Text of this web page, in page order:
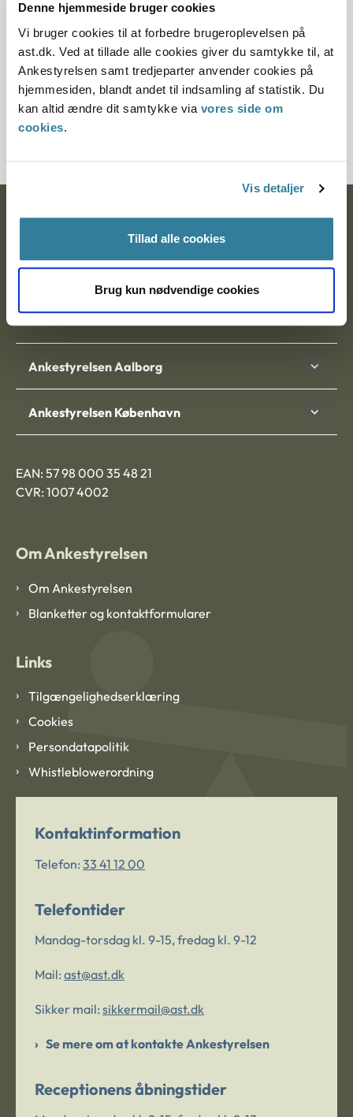
Denne hjemmeside bruger cookies
Vi bruger cookies til at forbedre brugeroplevelsen på
ast.dk. Ved at tillade alle cookies giver du samtykke til, at
Ankestyrelsen samt tredjeparter anvender cookies på
hjemmesiden, blandt andet til indsamling af statistik. Du
kan altid ændre dit samtykke via vores side om
cookies.
Vis detaljer
Tillad alle cookies
Brug kun nødvendige cookies
§ 93
Journalnummer
2000255-03
Ankestyrelsen
Nytorv 7, 2. sal
Ankestyrelsen Aalborg
Ankestyrelsen København
EAN: 57 98 000 35 48 21
CVR: 1007 4002
Om Ankestyrelsen
Om Ankestyrelsen
Blanketter og kontaktformularer
Links
Tilgængelighedserklæring
Cookies
Persondatapolitik
Whistleblowerordning
Kontaktinformation
Telefon: 33 41 12 00
Telefontider
Mandag-torsdag kl. 9-15, fredag kl. 9-12
Mail: ast@ast.dk
Sikker mail: sikkermail@ast.dk
Se mere om at kontakte Ankestyrelsen
Receptionens åbningstider